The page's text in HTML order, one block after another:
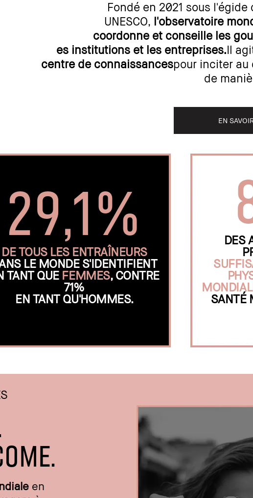
Fondé en 2021 sous l'égide
UNESCO, l'observatoire
coordonne et conseille les
es institutions et les entreprises.Il
centre de connaissancespour inciter au
de
EN
29,1%
DE TOUS LES ENTRAÎNEURS
LE MONDE S'IDENTIFIENT
TANT QUE FEMMES, CONTRE
71%
EN TANT QU'HOMMES.
DES
SANTÉ
en